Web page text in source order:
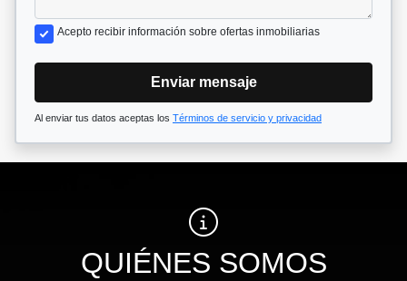
Acepto recibir información sobre ofertas inmobiliarias
Enviar mensaje
Al enviar tus datos aceptas los Términos de servicio y privacidad
QUIÉNES SOMOS